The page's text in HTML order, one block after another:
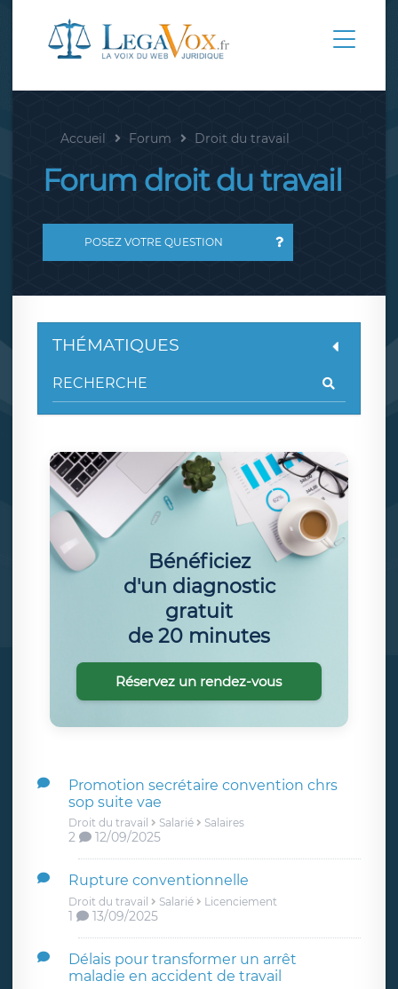
Accueil Forum Droit du travail
Forum droit du travail
POSEZ VOTRE QUESTION
Promotion secrétaire convention chrs
sop suite vae
Droit du travail Salarié Salaires
2 12/09/2025
Rupture conventionnelle
Droit du travail Salarié Licenciement
1 13/09/2025
Délais pour transformer un arrêt
maladie en accident de travail
THÉMATIQUES
Bénéficiez
d'un diagnostic
gratuit
de 20 minutes
Réservez un rendez-vous